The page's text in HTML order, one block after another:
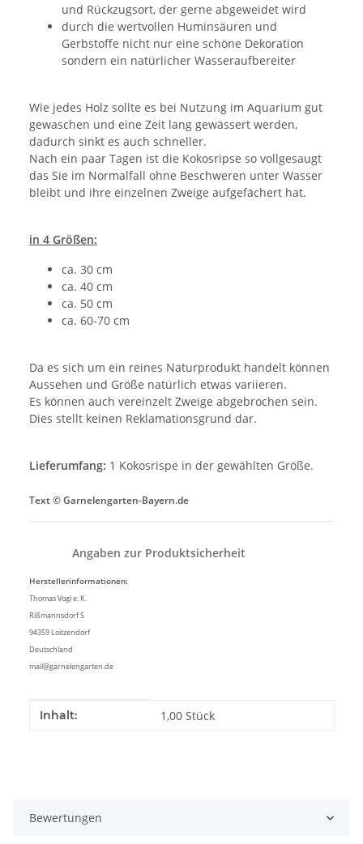
und Rückzugsort, der gerne abgeweidet wird
durch die wertvollen Huminsäuren und
Gerbstoffe nicht nur eine schöne Dekoration
sondern ein natürlicher Wasseraufbereiter
Wie jedes Holz sollte es bei Nutzung im Aquarium gut
gewaschen und eine Zeit lang gewässert werden,
dadurch sinkt es auch schneller.
Nach ein paar Tagen ist die Kokosripse so vollgesaugt
das Sie im Normalfall ohne Beschweren unter Wasser
bleibt und ihre einzelnen Zweige aufgefächert hat.
in 4 Größen:
ca. 30 cm
ca. 40 cm
ca. 50 cm
ca. 60-70 cm
Da es sich um ein reines Naturprodukt handelt können
Aussehen und Größe natürlich etwas variieren.
Es können auch vereinzelt Zweige abgebrochen sein.
Dies stellt keinen Reklamationsgrund dar.
Lieferumfang: 1 Kokosrispe in der gewählten Größe.
Text © Garnelengarten-Bayern.de
Angaben zur Produktsicherheit
Herstellerinformationen:
Thomas Vogl e. K.
Rißmannsdorf 5
94359 Loitzendorf
Deutschland
mail@garnelengarten.de
Produkteigenschaft
Wert
Inhalt: 1,00 Stück
Bewertungen